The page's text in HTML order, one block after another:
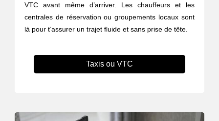
VTC avant même d’arriver. Les chauffeurs et les
centrales de réservation ou groupements locaux sont
là pour t’assurer un trajet fluide et sans prise de tête.
Taxis ou VTC